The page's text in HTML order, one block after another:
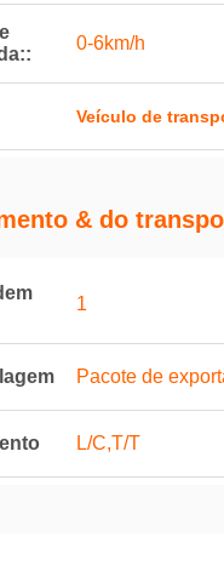
0-6km/h
Veículo de
& do
1
Pacote de
L/C,T/T